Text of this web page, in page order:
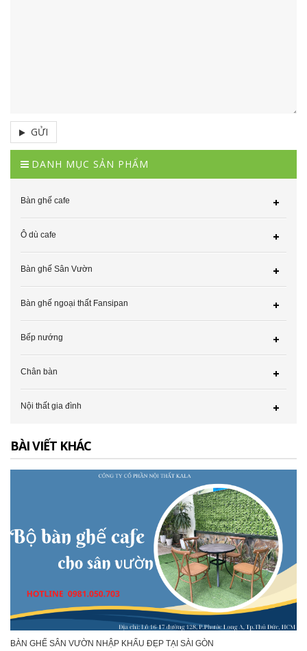
GỬI
DANH MỤC SẢN PHẨM
Bàn ghế cafe
Ô dù cafe
Bàn ghế Sân Vườn
Bàn ghế ngoại thất Fansipan
Bếp nướng
Chân bàn
Nội thất gia đình
BÀI VIẾT KHÁC
BÀN GHẾ SÂN VƯỜN NHẬP KHẨU ĐẸP TẠI SÀI GÒN